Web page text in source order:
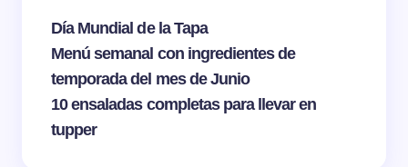
Día Mundial de la Tapa
Menú semanal con ingredientes de
temporada del mes de Junio
10 ensaladas completas para llevar en
tupper